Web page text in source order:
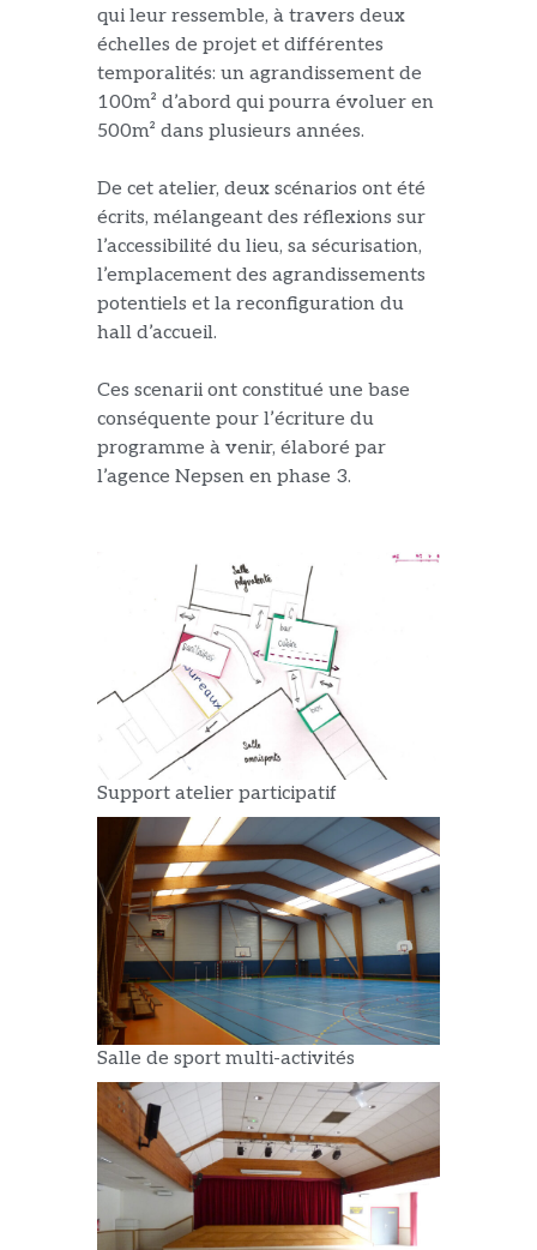
qui leur ressemble, à travers deux
échelles de projet et différentes
temporalités: un agrandissement de
100m² d’abord qui pourra évoluer en
500m² dans plusieurs années.
De cet atelier, deux scénarios ont été
écrits, mélangeant des réflexions sur
l’accessibilité du lieu, sa sécurisation,
l’emplacement des agrandissements
potentiels et la reconfiguration du
hall d’accueil.
Ces scenarii ont constitué une base
conséquente pour l’écriture du
programme à venir, élaboré par
l’agence Nepsen en phase 3.
Support atelier participatif
Salle de sport multi-activités